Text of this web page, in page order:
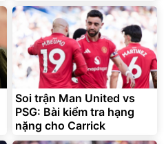
Soi trận Man United vs
PSG: Bài kiểm tra hạng
nặng cho Carrick